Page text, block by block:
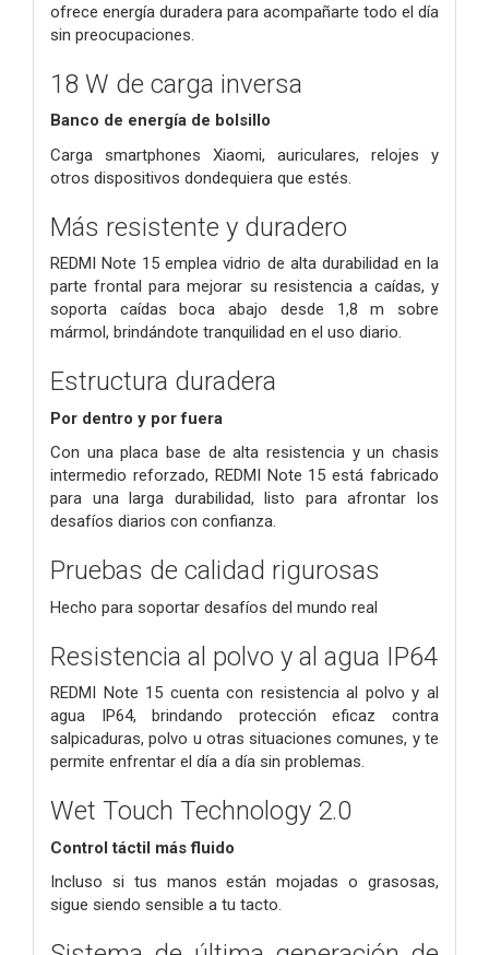
ofrece energía duradera para acompañarte todo el día
sin preocupaciones.
18 W de carga inversa
Banco de energía de bolsillo
Carga smartphones Xiaomi, auriculares, relojes y
otros dispositivos dondequiera que estés.
Más resistente y duradero
REDMI Note 15 emplea vidrio de alta durabilidad en la
parte frontal para mejorar su resistencia a caídas, y
soporta caídas boca abajo desde 1,8 m sobre
mármol, brindándote tranquilidad en el uso diario.
Estructura duradera
Por dentro y por fuera
Con una placa base de alta resistencia y un chasis
intermedio reforzado, REDMI Note 15 está fabricado
para una larga durabilidad, listo para afrontar los
desafíos diarios con confianza.
Pruebas de calidad rigurosas
Hecho para soportar desafíos del mundo real
Resistencia al polvo y al agua IP64
REDMI Note 15 cuenta con resistencia al polvo y al
agua IP64, brindando protección eficaz contra
salpicaduras, polvo u otras situaciones comunes, y te
permite enfrentar el día a día sin problemas.
Wet Touch Technology 2.0
Control táctil más fluido
Incluso si tus manos están mojadas o grasosas,
sigue siendo sensible a tu tacto.